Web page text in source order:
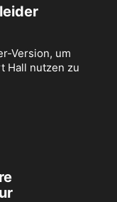
Version, um
Hall nutzen zu